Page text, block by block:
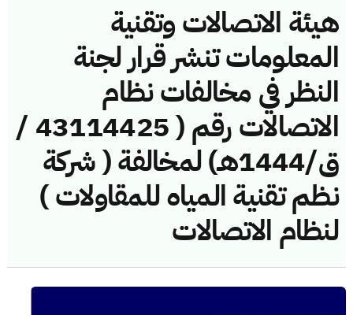
هيئة الاتصالات وتقنية
المعلومات تنشر قرار لجنة
النظر في مخالفات نظام
الاتصالات رقم ( 43114425 /
ق/1444هـ) لمخالفة ( شركة
نظم تقنية المياه للمقاولات )
لنظام الاتصالات